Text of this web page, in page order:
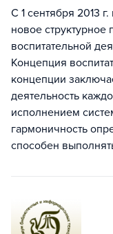
С 1 сентября 2013
новое
воспитательной
Концепция
концепции
деятельность
исполнением
гармоничность
способен